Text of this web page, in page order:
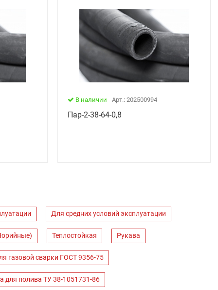
В наличии Арт.: 202500994
Пар-2-38-64-0,8
Для средних условий эксплуатации
Теплостойкая Рукава
газовой сварки ГОСТ 9356-75
для полива ТУ 38-1051731-86